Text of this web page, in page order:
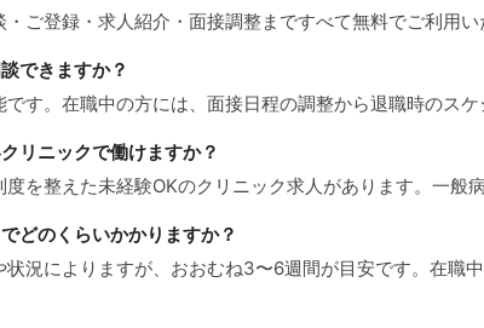
ご登録・求人紹介・面接調整まですべて無料でご利用い
できますか？
す。在職中の方には、面接日程の調整から退職時のス
リニックで働けますか？
を整えた未経験OKのクリニック求人があります。一般
どのくらいかかりますか？
況によりますが、おおむね3〜6週間が目安です。在職